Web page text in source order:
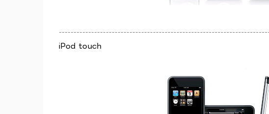
------------------------------------------------------------------
iPod touch